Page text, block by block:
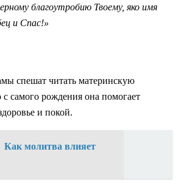
благоутробию Твоему, яко имя
и Спас!»
спешат читать материнскую
с самого рождения она помогает
и покой.
Как молитва влияет